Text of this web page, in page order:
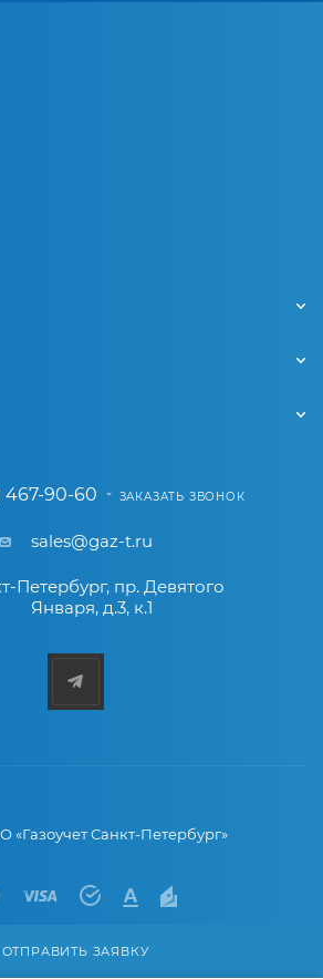
ОТПРАВИТЬ ЗАЯВКУ
467-90-60 ЗАКАЗАТЬ ЗВОНОК
sales@gaz-t.ru
Петербург, пр. Девятого
Января, д.3, к.1
«Газоучет Санкт-Петербург»